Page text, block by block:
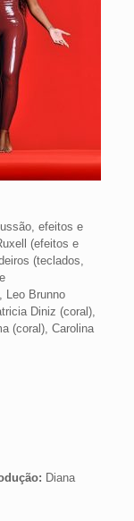
efeitos e
(efeitos e
(teclados,
Leo Brunno
Diniz (coral),
(coral), Carolina
Diana